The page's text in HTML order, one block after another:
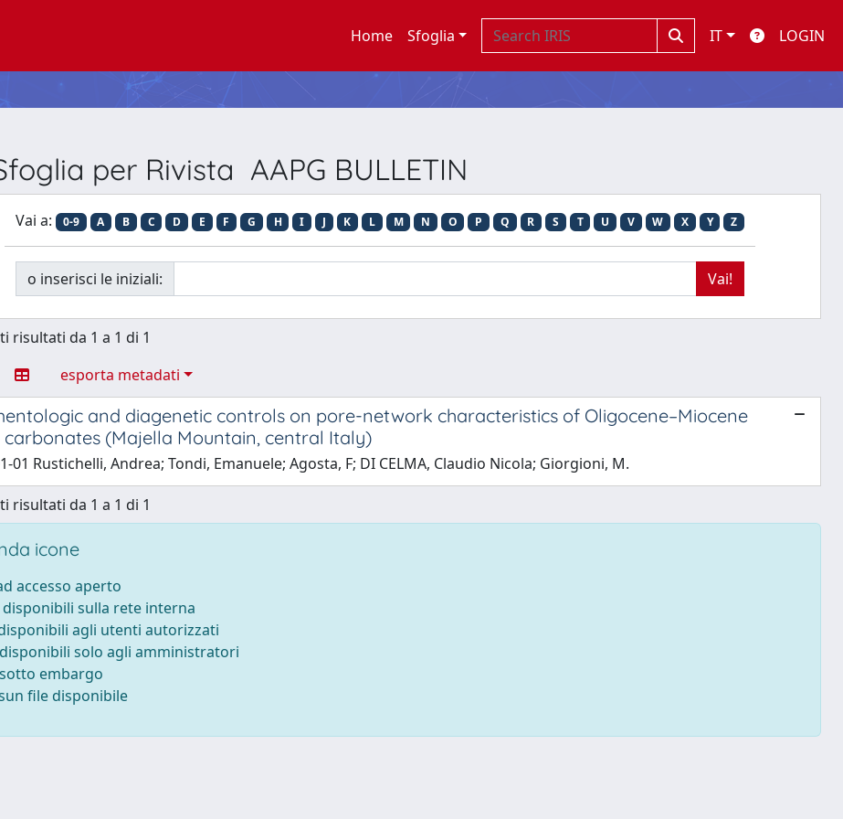
Home Sfoglia IT LOGIN
per Rivista AAPG BULLETIN
Vai a: 0-9 A B C D E F G H I J K L M N O P Q R S T U V W X Y Z
o inserisci le iniziali:
risultati da 1 a 1 di 1
esporta metadati
and diagenetic controls on pore-network characteristics of Oligocene–Miocene
(Majella Mountain, central Italy)
01 Rustichelli, Andrea; Tondi, Emanuele; Agosta, F; DI CELMA, Claudio Nicola; Giorgioni, M.
risultati da 1 a 1 di 1
icone
accesso aperto
sulla rete interna
agli utenti autorizzati
solo agli amministratori
embargo
file disponibile